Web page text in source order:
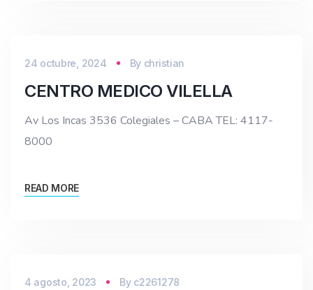
24 octubre, 2024 By christian
CENTRO MEDICO VILELLA
Av Los Incas 3536 Colegiales – CABA TEL: 4117-
8000
READ MORE
4 agosto, 2023 By c2261278